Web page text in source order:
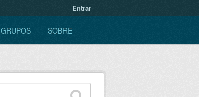
Entrar
GRUPOS SOBRE